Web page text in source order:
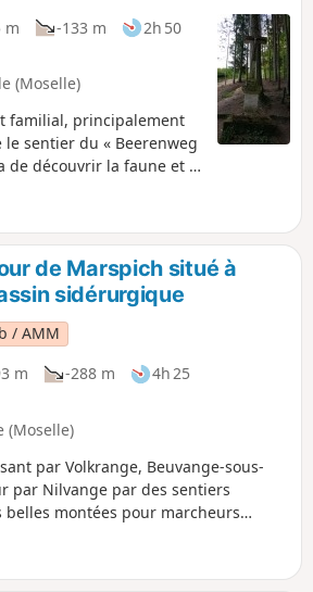
m -133 m
2h 50
(Moselle)
familial, principalement
sentier du « Beerenweg
de découvrir la faune et la
de Marspich situé à
sidérurgique
/ AMM
m -288 m
4h 25
(Moselle)
par Volkrange, Beuvange-sous-
par Nilvange par des sentiers
belles montées pour marcheurs